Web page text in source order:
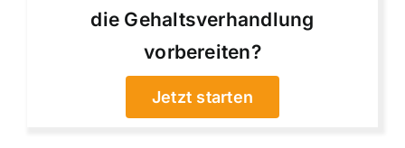
die Gehaltsverhandlung
vorbereiten?
Jetzt starten